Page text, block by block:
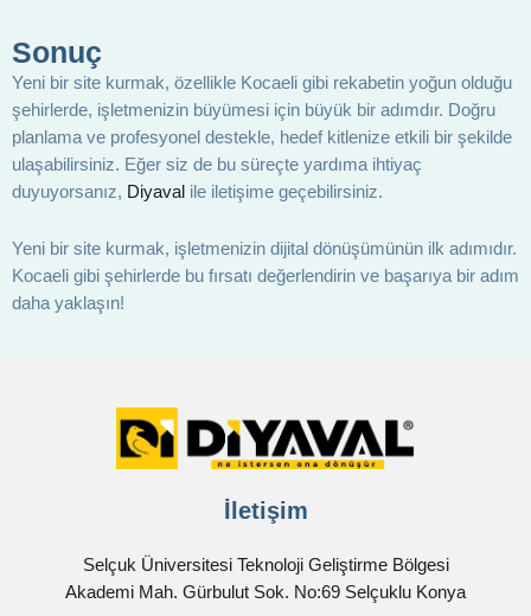
Sonuç
Yeni bir site kurmak, özellikle Kocaeli gibi rekabetin yoğun olduğu
şehirlerde, işletmenizin büyümesi için büyük bir adımdır. Doğru
planlama ve profesyonel destekle, hedef kitlenize etkili bir şekilde
ulaşabilirsiniz. Eğer siz de bu süreçte yardıma ihtiyaç
duyuyorsanız, Diyaval ile iletişime geçebilirsiniz.
Yeni bir site kurmak, işletmenizin dijital dönüşümünün ilk adımıdır.
Kocaeli gibi şehirlerde bu fırsatı değerlendirin ve başarıya bir adım
daha yaklaşın!
İletişim
Selçuk Üniversitesi Teknoloji Geliştirme Bölgesi
Akademi Mah. Gürbulut Sok. No:69 Selçuklu Konya